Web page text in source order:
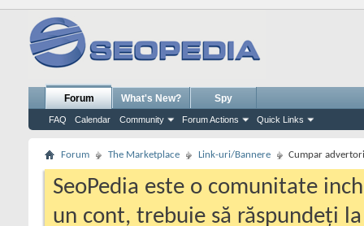
Forum
FAQ Calendar Community Forum Actions Quick Links
What's New? Spy
Forum The Marketplace Link-uri/Bannere Cumpar
SeoPedia este o comunitate
un cont, trebuie să răspundeți